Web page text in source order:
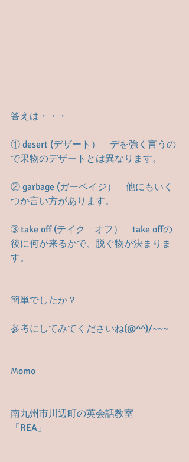
答えは・・・
① desert (デザート）　デを強く言うの
で果物のデザートとは異なります。
② garbage (ガーベイジ）　他にもいく
つか言い方があります。
➂ take off (テイク　オフ）　take offの
後に何が来るかで、脱ぐ物が決まりま
す。
簡単でしたか？
参考にしてみてくださいね(@^^)/~~~
Momo
南九州市川辺町の英会話教室
「REA」